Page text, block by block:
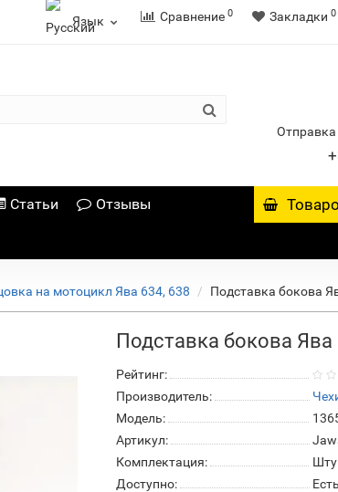
Язык Сравнение 0 Закладки 0
Отправка
Статьи Отзывы
на мотоцикл Ява 634, 638 Подставка бокова
Подставка бокова
Рейтинг:
Производитель:
Модель:
Артикул:
Комплектация:
Доступно: